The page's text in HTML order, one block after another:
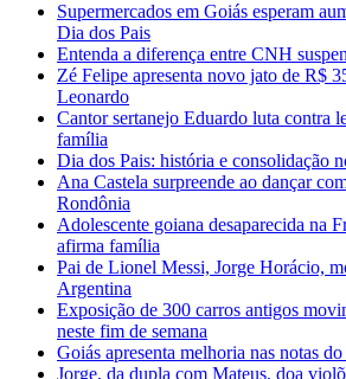
Supermercados em Goiás esperam
Dia dos Pais
Entenda a diferença entre CNH
Zé Felipe apresenta novo jato de R$
Leonardo
Cantor sertanejo Eduardo luta contra
família
Dia dos Pais: história e consolidação
Ana Castela surpreende ao dançar
Rondônia
Adolescente goiana desaparecida na
afirma família
Pai de Lionel Messi, Jorge Horácio,
Argentina
Exposição de 300 carros antigos
neste fim de semana
Goiás apresenta melhoria nas notas
Jorge, da dupla com Mateus, doa